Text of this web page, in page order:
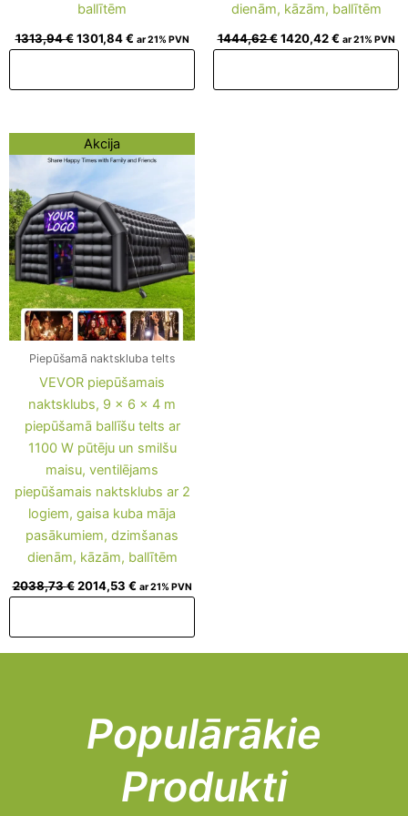
ballītēm
1313,94€ 1301,84€ ar 21% PVN
dienām, kāzām, ballītēm
1444,62€ 1420,42€ ar 21% PVN
Akcija
Piepūšamā naktskluba telts
VEVOR piepūšamais
naktsklubs, 9 x 6 x 4 m
piepūšamā ballīšu telts ar
1100 W pūtēju un smilšu
maisu, ventilējams
piepūšamais naktsklubs ar 2
logiem, gaisa kuba māja
pasākumiem, dzimšanas
dienām, kāzām, ballītēm
2038,73€
Original
price
2014,53 €
price
ar 21% PVN
Populārākie
Produkti